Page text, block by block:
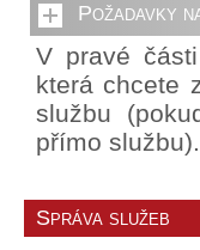
Požadavky
V pravé
která chcete
službu
přímo službu).
Správa služeb